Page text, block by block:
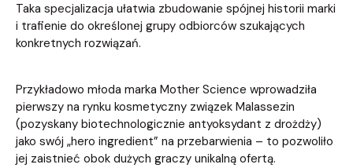
Taka specjalizacja ułatwia zbudowanie spójnej historii marki
i trafienie do określonej grupy odbiorców szukających
konkretnych rozwiązań.
Przykładowo młoda marka Mother Science wprowadziła
pierwszy na rynku kosmetyczny związek Malassezin
(pozyskany biotechnologicznie antyoksydant z drożdży)
jako swój „hero ingredient” na przebarwienia – to pozwoliło
jej zaistnieć obok dużych graczy unikalną ofertą.